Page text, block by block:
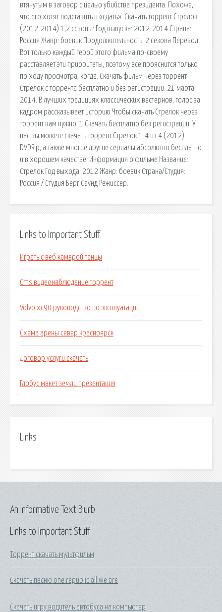
втянутым в заговор с целью убийства президента. Похоже,
что его хотят подставить и «сдать». Скачать торрент Стрелок
(2012-2014) 1,2 сезоны: Год выпуска: 2012-2014 Страна:
Россия Жанр: боевик Продолжительность: 2 сезона Перевод
Вот только каждый герой этого фильма по-своему
расставляет эти приоритеты, поэтому все прояснится только
по ходу просмотра, когда. Скачать фильм через торрент
Стрелок с торрента бесплатно и без регистрации. 21 марта
2014. В лучших традициях классических вестернов, голос за
кадром рассказывает историю Чтобы скачать Стрелок через
торрент вам нужно: 1.Скачать бесплатно без регистрации. У
нас вы можете скачать торрент Стрелок 1-4 из 4 (2012)
DVDRip, а также многие другие сериалы абсолютно бесплатно
и в хорошем качестве. Информация о фильме Название:
Стрелок Год выхода: 2012 Жанр: боевик Страна/Студия:
Россия / Студия Берг Саунд Режиссер.
Links to Important Stuff
Играть с веб камерой танцы
Cms видеонаблюдение торрент
Volvo xc90 руководство по эксплуатации
Схема арены север красноярск
Договор услуги скачать
Глобус макет земли презентация
Links
Links to Important Stuff
Торрент скачать мультфильм
Скачать песню one republic all we are
Скачать игру водитель автобуса на компьютер
An Informative Text Blurb